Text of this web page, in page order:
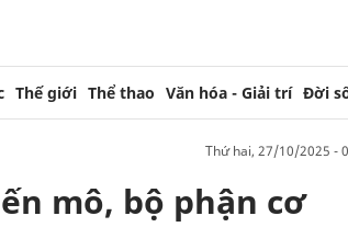
Thế giới Thể thao Văn hóa - Giải trí Đời
thứ hai, 27/10/2025 -
mô, bộ phận cơ